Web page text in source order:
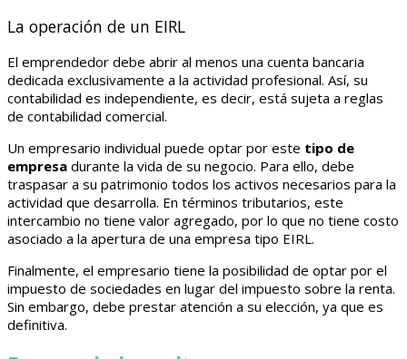
La operación de un EIRL
El emprendedor debe abrir al menos una cuenta bancaria
dedicada exclusivamente a la actividad profesional. Así, su
contabilidad es independiente, es decir, está sujeta a reglas
de contabilidad comercial.
Un empresario individual puede optar por este tipo de
empresa durante la vida de su negocio. Para ello, debe
traspasar a su patrimonio todos los activos necesarios para la
actividad que desarrolla. En términos tributarios, este
intercambio no tiene valor agregado, por lo que no tiene costo
asociado a la apertura de una empresa tipo EIRL.
Finalmente, el empresario tiene la posibilidad de optar por el
impuesto de sociedades en lugar del impuesto sobre la renta.
Sin embargo, debe prestar atención a su elección, ya que es
definitiva.